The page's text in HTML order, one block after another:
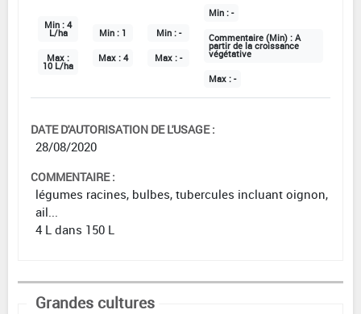
Min : 4
L/ha
Max :
10 L/ha
Min : 1
Max : 4
Min : -
Max : -
Min : -
Commentaire (Min) : A
partir de la croissance
végétative
Max : -
DATE D'AUTORISATION DE L'USAGE :
28/08/2020
COMMENTAIRE :
légumes racines, bulbes, tubercules incluant oignon,
ail...
4 L dans 150 L
Grandes cultures